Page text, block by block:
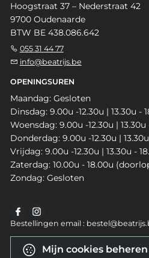
Hoogstraat 37 – Nederstraat 42
9700 Oudenaarde
BTW BE 438.086.642
055 31 44 77
info@beatrijs.be
OPENINGSUREN
Maandag: Gesloten
Dinsdag: 9.00u -12.30u | 13.30u -
Woensdag: 9.00u -12.30u | 13.30u
Donderdag: 9.00u -12.30u |
Vrijdag: 9.00u -12.30u | 13.30u -
Zaterdag: 10.00u - 18.00u
Zondag: Gesloten
Bestellingen email :
Mijn cookies beheren